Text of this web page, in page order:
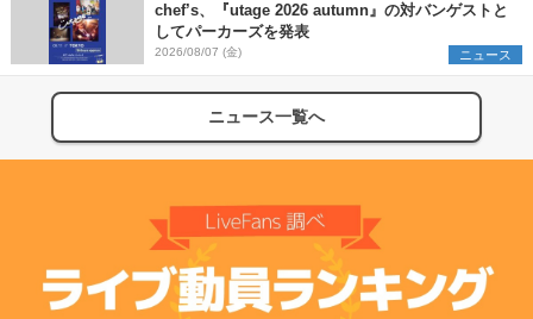
chef’s、『utage 2026 autumn』の対バンゲストと
してパーカーズを発表
2026/08/07 (金) ニュース
ニュース一覧へ